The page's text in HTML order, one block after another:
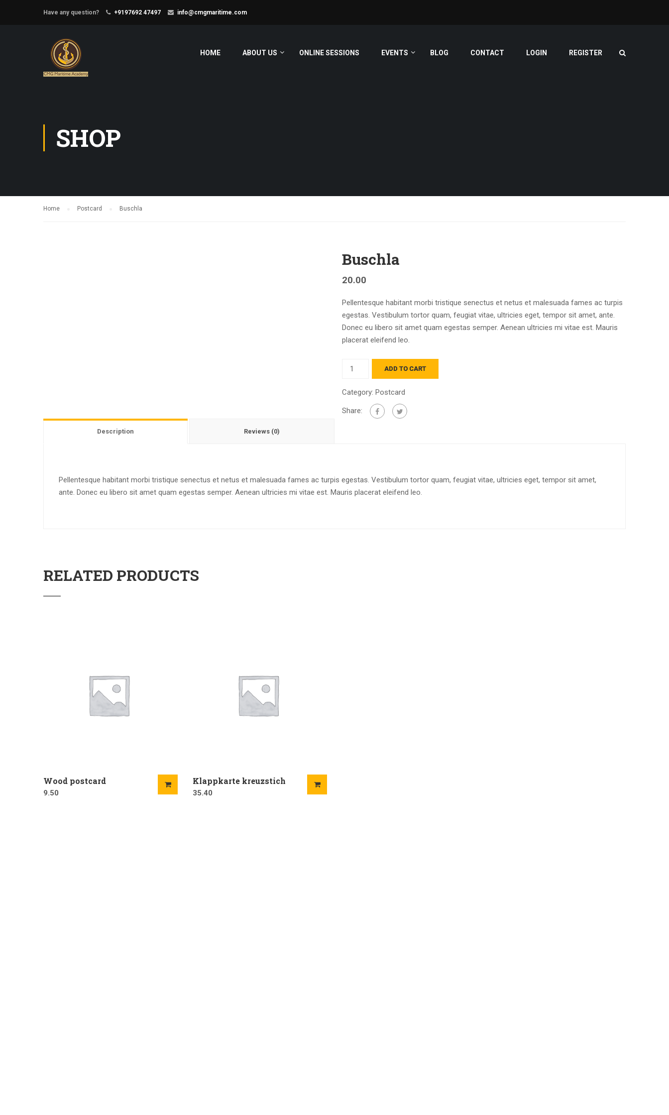
Have any question? +9197692 47497 info@cmgmaritime.com
HOME ABOUT US ONLINE SESSIONS EVENTS BLOG CONTACT LOGIN REGISTER
SHOP
Home Postcard Buschla
Buschla
20.00
Pellentesque habitant morbi tristique senectus et netus et malesuada fames ac turpis
egestas. Vestibulum tortor quam, feugiat vitae, ultricies eget, tempor sit amet, ante.
Donec eu libero sit amet quam egestas semper. Aenean ultricies mi vitae est. Mauris
placerat eleifend leo.
Quantity ADD TO CART
Category: Postcard
Share:
Description Reviews (0)
Pellentesque habitant morbi tristique senectus et netus et malesuada fames ac turpis egestas. Vestibulum tortor quam, feugiat vitae, ultricies eget, tempor sit amet,
ante. Donec eu libero sit amet quam egestas semper. Aenean ultricies mi vitae est. Mauris placerat eleifend leo.
RELATED PRODUCTS
Wood postcard
9.50
Klappkarte kreuzstich
35.40